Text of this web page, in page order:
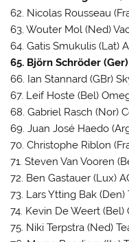
62. Nicolas Rousseau
63. Wouter Mol (Ned)
64. Gatis Smukulis (Lat)
65. Björn Schröder
66. Ian Stannard (GBr)
67. Leif Hoste (Bel)
68. Gabriel Rasch (Nor)
69. Juan José Haedo
70. Christophe Riblon
71. Steven Van Vooren
72. Ben Gastauer (Lux)
73. Lars Ytting Bak
74. Kevin De Weert (Bel)
75. Niki Terpstra (Ned)